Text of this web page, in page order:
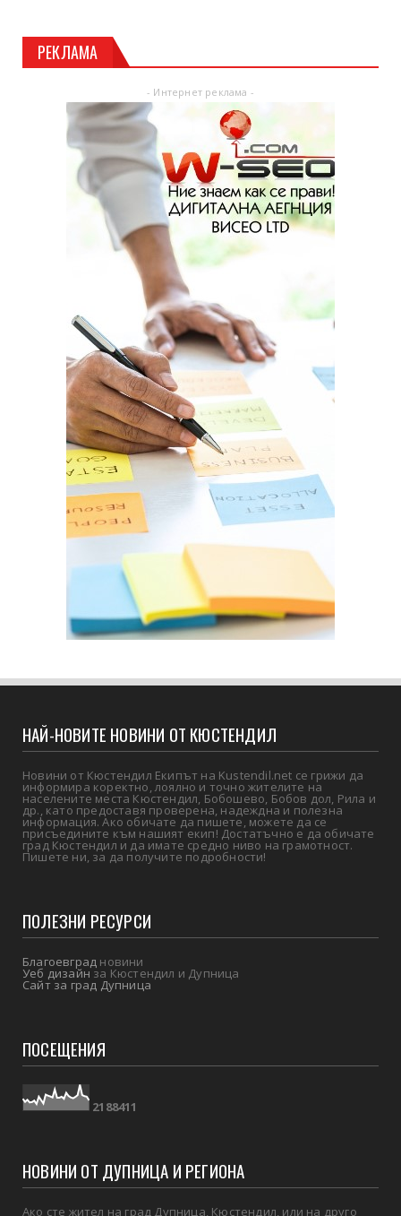
РЕКЛАМА
- Интернет реклама -
НАЙ-НОВИТЕ НОВИНИ ОТ КЮСТЕНДИЛ
Новини от Кюстендил Екипът на Kustendil.net се грижи да
информира коректно, лоялно и точно жителите на
населените места Кюстендил, Бобошево, Бобов дол, Рила и
др., като предоставя проверена, надеждна и полезна
информация. Ако обичате да пишете, можете да се
присъедините към нашият екип! Достатъчно е да обичате
град Кюстендил и да имате средно ниво на грамотност.
Пишете ни, за да получите подробности!
ПОЛЕЗНИ РЕСУРСИ
Благоевград новини
Уеб дизайнза Кюстендил и Дупница
Сайт за град Дупница
ПОСЕЩЕНИЯ
21 88411
НОВИНИ ОТ ДУПНИЦА И РЕГИОНА
Ако сте жител на град Дупница, Кюстендил, или на друго